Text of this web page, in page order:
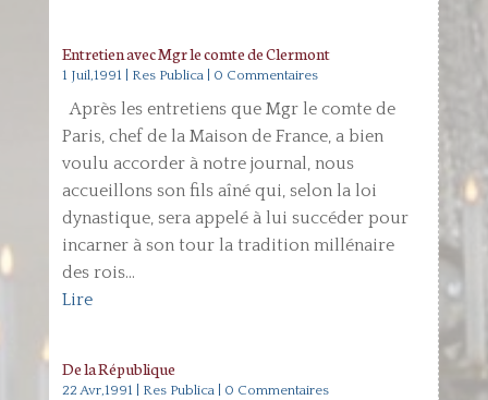
Entretien avec Mgr le comte de Clermont
1 Juil,1991 Res Publica| 0 Commentaires
Après les entretiens que Mgr le comte de
Paris, chef de la Maison de France, a bien
voulu accorder à notre journal, nous
accueillons son fils aîné qui, selon la loi
dynastique, sera appelé à lui succéder pour
incarner à son tour la tradition millénaire
des rois...
Lire
De la République
22 Avr,1991 Res Publica| 0 Commentaires